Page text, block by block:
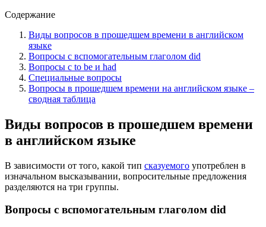
Содержание
Виды вопросов в прошедшем времени в английском
языке
Вопросы с вспомогательным глаголом did
Вопросы с to be и had
Специальные вопросы
Вопросы в прошедшем времени на английском языке –
сводная таблица
Виды вопросов в прошедшем времени
в английском языке
В зависимости от того, какой тип сказуемого употреблен в
изначальном высказывании, вопросительные предложения
разделяются на три группы.
Вопросы с вспомогательным глаголом did